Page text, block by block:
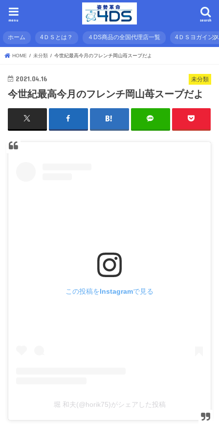
search
menu
ホーム 4ＤＳとは？ ４DS商品の全国代理店一覧 4ＤＳヨガイン
HOME 未分類 今世紀最高今月のフレンチ岡山苺スープだよ
未分類
2021.04.16
今世紀最高今月のフレンチ岡山苺スープだよ
この投稿をInstagramで見る
堀 和夫(@horik75)がシェアした投稿